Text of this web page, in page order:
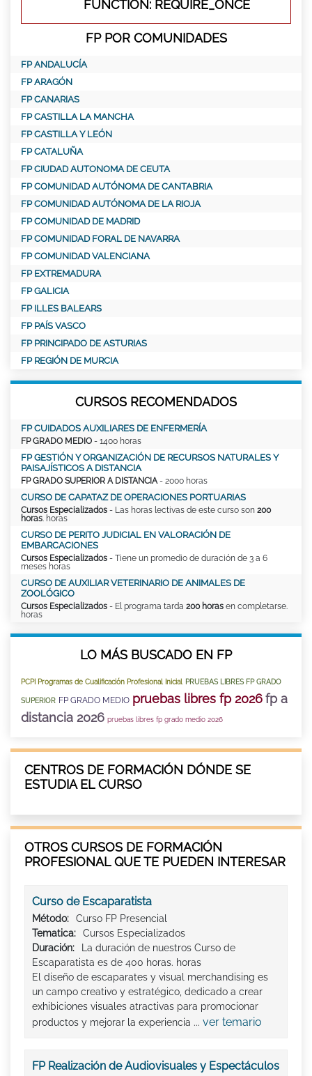
FUNCTION: REQUIRE_ONCE
FP POR COMUNIDADES
FP ANDALUCÍA
FP ARAGÓN
FP CANARIAS
FP CASTILLA LA MANCHA
FP CASTILLA Y LEÓN
FP CATALUÑA
FP CIUDAD AUTONOMA DE CEUTA
FP COMUNIDAD AUTÓNOMA DE CANTABRIA
FP COMUNIDAD AUTÓNOMA DE LA RIOJA
FP COMUNIDAD DE MADRID
FP COMUNIDAD FORAL DE NAVARRA
FP COMUNIDAD VALENCIANA
FP EXTREMADURA
FP GALICIA
FP ILLES BALEARS
FP PAÍS VASCO
FP PRINCIPADO DE ASTURIAS
FP REGIÓN DE MURCIA
CURSOS RECOMENDADOS
FP CUIDADOS AUXILIARES DE ENFERMERÍA
FP GRADO MEDIO - 1400 horas
FP GESTIÓN Y ORGANIZACIÓN DE RECURSOS NATURALES Y
PAISAJÍSTICOS A DISTANCIA
FP GRADO SUPERIOR A DISTANCIA - 2000 horas
CURSO DE CAPATAZ DE OPERACIONES PORTUARIAS
Cursos Especializados - Las horas lectivas de este curso son 200
horas . horas
CURSO DE PERITO JUDICIAL EN VALORACIÓN DE
EMBARCACIONES
Cursos Especializados - Tiene un promedio de duración de 3 a 6
meses horas
CURSO DE AUXILIAR VETERINARIO DE ANIMALES DE
ZOOLÓGICO
Cursos Especializados - El programa tarda 200 horas en completarse.
horas
LO MÁS BUSCADO EN FP
PCPI Programas de Cualificación Profesional Inicial PRUEBAS LIBRES FP GRADO
SUPERIOR FP GRADO MEDIO pruebas libres fp 2026fp a
distancia 2026 pruebas libres fp grado medio 2026
CENTROS DE FORMACIÓN DÓNDE SE
ESTUDIA EL CURSO
OTROS CURSOS DE FORMACIÓN
PROFESIONAL QUE TE PUEDEN INTERESAR
Curso de Escaparatista
Método:
Curso FP Presencial
Tematica:
Cursos Especializados
Duración:
La duración de nuestros Curso de
Escaparatista es de 400 horas. horas
El diseño de escaparates y visual merchandising es
un campo creativo y estratégico, dedicado a crear
exhibiciones visuales atractivas para promocionar
productos y mejorar la experiencia ... ver temario
FP Realización de Audiovisuales y Espectáculos